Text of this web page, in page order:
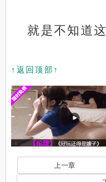
就是不知道
↑返回顶部↑
上一章